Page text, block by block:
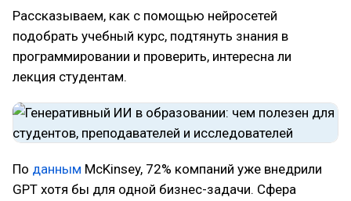
Рассказываем, как с помощью нейросетей
подобрать учебный курс, подтянуть знания в
программировании и проверить, интересна ли
лекция студентам.
По данным McKinsey, 72% компаний уже внедрили
GPT хотя бы для одной бизнес-задачи. Сфера